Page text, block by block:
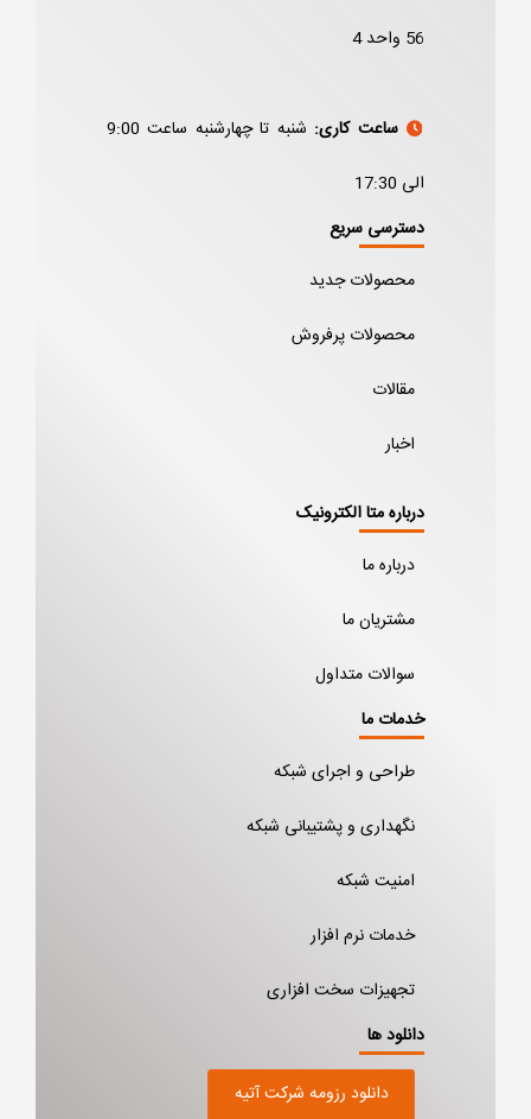
56 واحد 4
ساعت کاری:
شنبه تا چهارشنبه ساعت 9:00
الی 17:30
دسترسی سریع
محصولات جدید
محصولات پرفروش
مقالات
اخبار
درباره متا الکترونیک
درباره ما
مشتریان ما
سوالات متداول
خدمات ما
طراحی و اجرای شبکه
نگهداری و پشتیبانی شبکه
امنیت شبکه
خدمات نرم افزار
تجهیزات سخت افزاری
دانلود ها
دانلود رزومه شرکت آتیه